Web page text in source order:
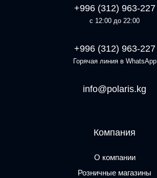
+996 (312) 963-227
с 12:00 до 22:00
+996 (312) 963-227
Горячая линия в WhatsApp
info@polaris.kg
Компания
О компании
Розничные магазины